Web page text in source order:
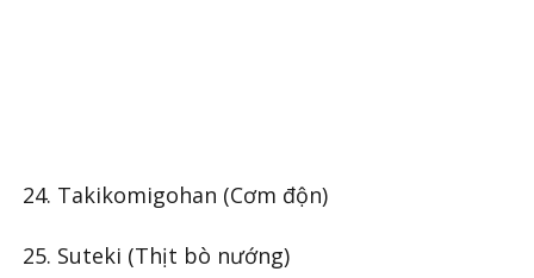
24. Takikomigohan (Cơm độn)
25. Suteki (Thịt bò nướng)